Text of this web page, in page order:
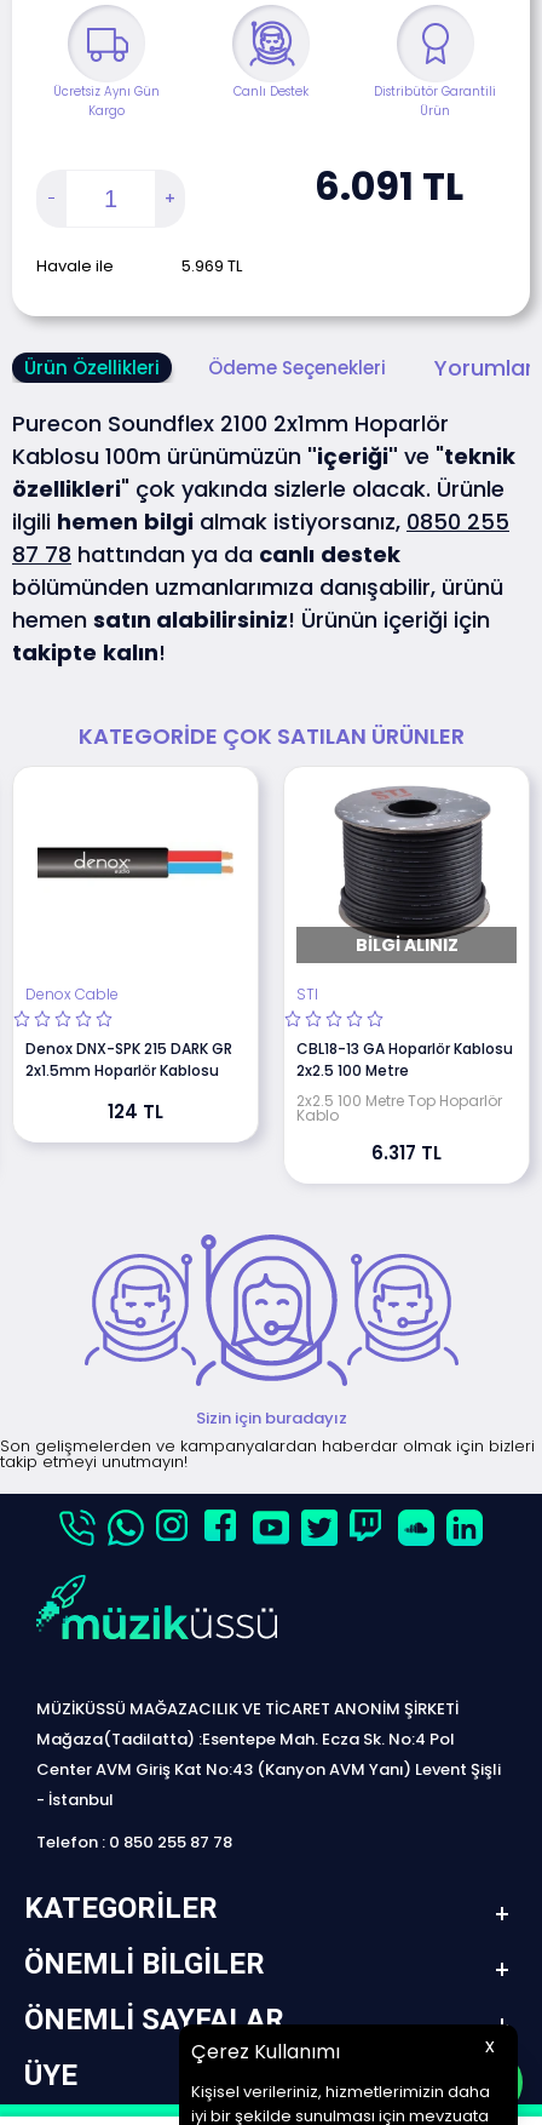
Çerez Kullanımı x
Kişisel verileriniz, hizmetlerimizin daha
iyi bir şekilde sunulması için mevzuata
Ücretsiz Aynı Gün
Kargo
Canlı Destek
Distribütör Garantili
Ürün
6.091 TL
Havale ile 5.969 TL
Ürün Özellikleri Ödeme Seçenekleri
Purecon Soundflex 2100 2x1mm Hoparlör
Kablosu 100m ürünümüzün "içeriği" ve "teknik
özellikleri" çok yakında sizlerle olacak. Ürünle
ilgili hemen bilgi almak istiyorsanız, 0850 255
87 78 hattından ya da canlı destek
bölümünden uzmanlarımıza danışabilir, ürünü
hemen satın alabilirsiniz! Ürünün içeriği için
takipte kalın!
KATEGORIDE ÇOK SATILAN ÜRÜNLER
Denox Cable
Denox DNX-SPK 215 DARK GR
2x1.5mm Hoparlör Kablosu
124 TL
BILGI ALINIZ
STI
CBL18-13 GA Hoparlör Kablosu
2x2.5 100 Metre
2x2.5 100 Metre Top Hoparlör
Kablo
6.317 TL
Sizin için buradayız
Son gelişmelerden ve kampanyalardan haberdar olmak için bizleri
takip etmeyi unutmayın!
MÜZİKÜSSÜ MAĞAZACILIK VE TİCARET ANONİM ŞİRKETİ
Mağaza(Tadilatta) :Esentepe Mah. Ecza Sk. No:4 Pol
Center AVM Giriş Kat No:43 (Kanyon AVM Yanı) Levent Şişli
- İstanbul
Telefon : 0 850 255 87 78
KATEGORILER
ÖNEMLI BILGILER
ÖNEMLI SAYFALAR
ÜYE